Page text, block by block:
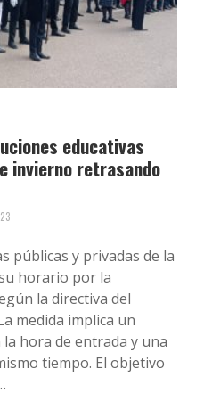
educativas
invierno retrasando
públicas y privadas de la
horario por la
la directiva del
medida implica un
hora de entrada y una
tiempo. El objetivo